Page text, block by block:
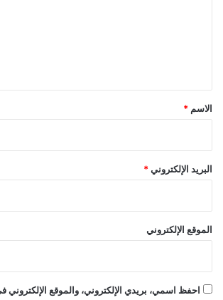
*
الاسم *
البريد الإلكتروني *
الموقع الإلكتروني
احفظ اسمي، بريدي الإلكتروني، والموقع الإلكتروني